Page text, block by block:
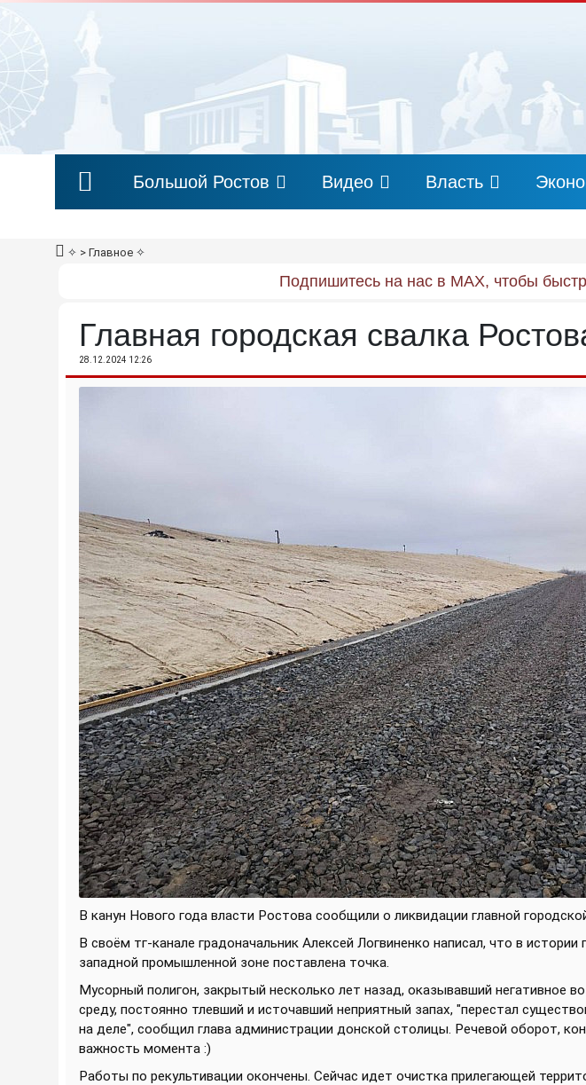
Большой Ростов Видео Власть
✧ > Главное ✧
Подпишитесь на нас в MAX, чтобы
Главная городская свалка
28.12.2024 12:26
В канун Нового года власти Ростова сообщили о ликвидации главной
В своём тг-канале градоначальник Алексей Логвиненко написал, что в истории
западной промышленной зоне поставлена точка.
Мусорный полигон, закрытый несколько лет назад, оказывавший негативное
среду, постоянно тлевший и источавший неприятный запах, "перестал
на деле", сообщил глава администрации донской столицы. Речевой оборот,
важность момента :)
Работы по рекультивации окончены. Сейчас идет очистка прилегающей